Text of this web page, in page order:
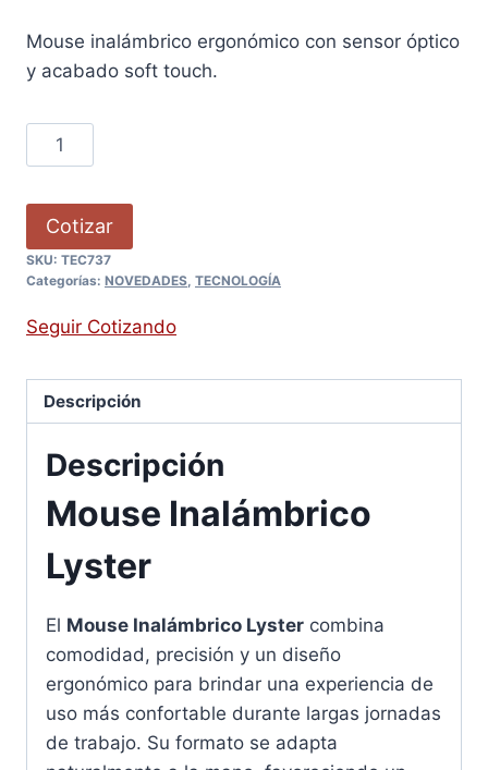
Mouse inalámbrico ergonómico con sensor óptico
y acabado soft touch.
Cotizar
SKU: TEC737
Categorías: NOVEDADES, TECNOLOGÍA
Seguir Cotizando
Descripción
Descripción
Mouse Inalámbrico
Lyster
El Mouse Inalámbrico Lyster combina
comodidad, precisión y un diseño
ergonómico para brindar una experiencia de
uso más confortable durante largas jornadas
de trabajo. Su formato se adapta